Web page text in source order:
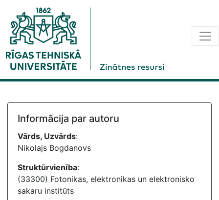
Informācija par autoru
Vārds, Uzvārds:
Nikolajs Bogdanovs
Struktūrvienība:
(33300) Fotonikas, elektronikas un elektronisko
sakaru institūts